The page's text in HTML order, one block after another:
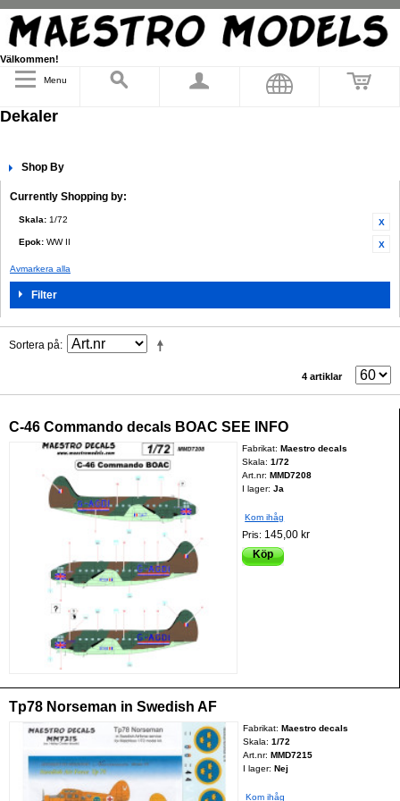
Välkommen!
Menu
Dekaler
Shop By
Currently Shopping by:
Skala: 1/72
Epok: WW II
Avmarkera alla
Filter
Sortera på
4 artiklar
C-46 Commando decals BOAC SEE INFO
Fabrikat:Maestro decals
Skala:1/72
Art.nr:MMD7208
I lager: Ja
Kom ihåg
Pris: 145,00 kr
Köp
Tp78 Norseman in Swedish AF
Fabrikat: Maestro decals
Skala: 1/72
Art.nr: MMD7215
I lager: Nej
Kom ihåg